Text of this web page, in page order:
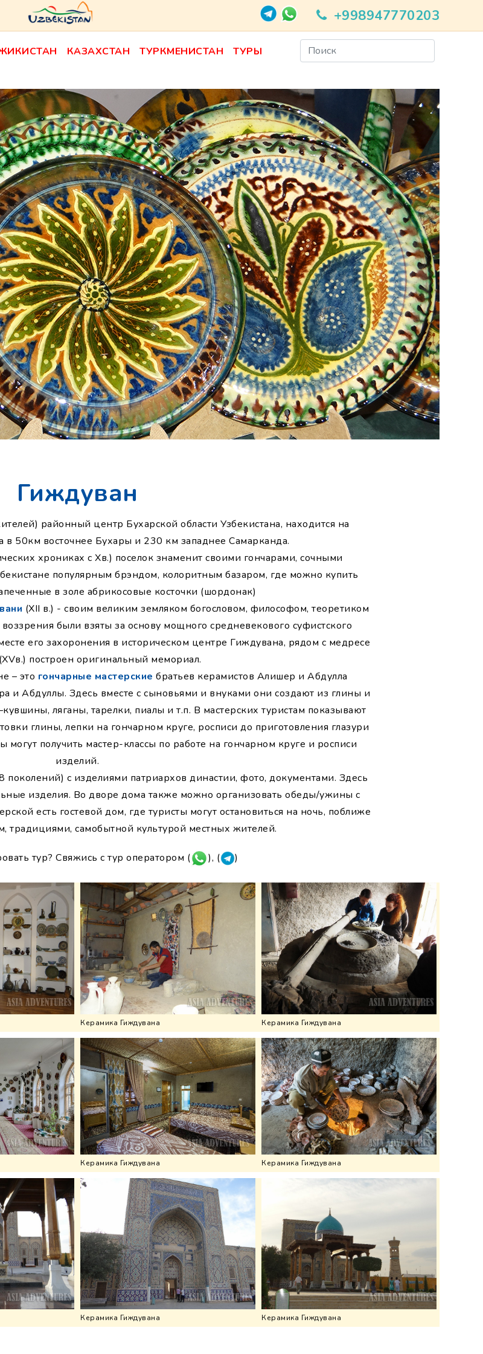
+998947770203
КАЗАХСТАН ТУРКМЕНИСТАН ТУРЫ
Гиждуван
районный центр Бухарской области Узбекистана, находится на
в 50км восточнее Бухары и 230 км западнее Самарканда.
хрониках с Xв.) поселок знаменит своими гончарами, сочными
популярным брэндом, колоритным базаром, где можно купить
в золе абрикосовые косточки (шордонак)
(XII в.) - своим великим земляком богословом, философом, теоретиком
были взяты за основу мощного средневекового суфистского
его захоронения в историческом центре Гиждувана, рядом с медресе
построен оригинальный мемориал.
– это гончарные мастерские братьев керамистов Алишер и Абдулла
и Абдуллы. Здесь вместе с сыновьями и внуками они создают из глины и
ляганы, тарелки, пиалы и т.п. В мастерских туристам показывают
глины, лепки на гончарном круге, росписи до приготовления глазури
получить мастер-классы по работе на гончарном круге и росписи
изделий.
с изделиями патриархов династии, фото, документами. Здесь
изделия. Во дворе дома также можно организовать обеды/ужины с
есть гостевой дом, где туристы могут остановиться на ночь, поближе
традициями, самобытной культурой местных жителей.
тур? Свяжись с тур оператором ( ), ( )
Керамика Гиждувана Керамика Гиждувана
Керамика Гиждувана Керамика Гиждувана
Керамика Гиждувана Керамика Гиждувана